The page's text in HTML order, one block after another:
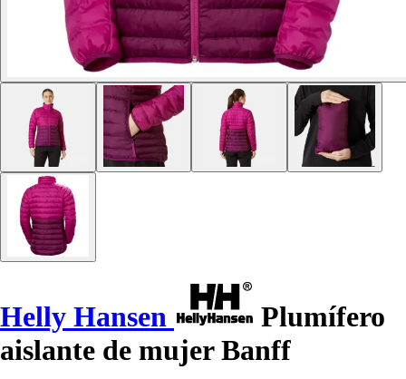
Helly Hansen
Plumífero
aislante de mujer Banff